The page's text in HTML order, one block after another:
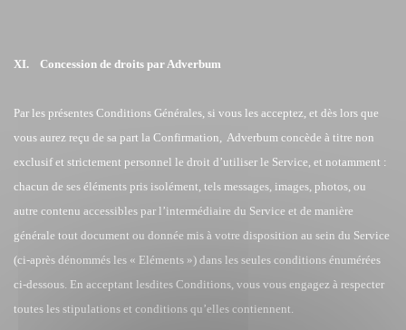
XI. Concession de droits par Adverbum
Par les présentes Conditions Générales, si vous les acceptez, et dès lors que
vous aurez reçu de sa part la Confirmation, Adverbum concède à titre non
exclusif et strictement personnel le droit d’utiliser le Service, et notamment :
chacun de ses éléments pris isolément, tels messages, images, photos, ou
autre contenu accessibles par l’intermédiaire du Service et de manière
générale tout document ou donnée mis à votre disposition au sein du Service
(ci-après dénommés les « Eléments ») dans les seules conditions énumérées
ci-dessous. En acceptant lesdites Conditions, vous vous engagez à respecter
toutes les stipulations et conditions qu’elles contiennent.